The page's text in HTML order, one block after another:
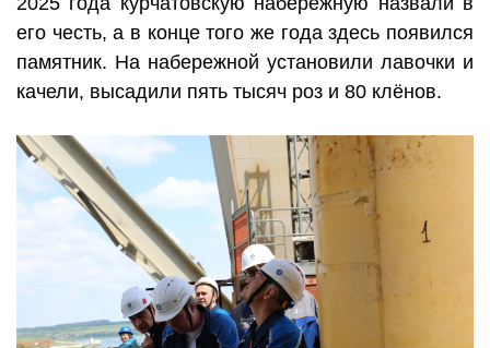
его честь, а в конце того же года здесь появился
памятник. На набережной установили лавочки и
качели, высадили пять тысяч роз и 80 клёнов.